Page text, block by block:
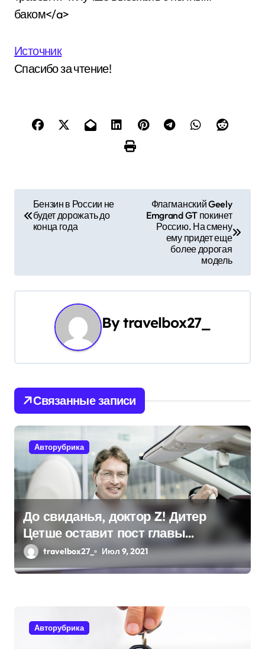
баком</a>
Источник
Спасибо за чтение!
и
г
и
я
п
о
з
а
п
и
с
Бензин в России не
будет дорожать до
конца года
Флагманский Geely
Emgrand GT покинет
Россию. На смену
ему придет еще
более дорогая
модель
Bytravelbox27_
Связанные записи
Авторубрика
До свиданья, доктор Z! Дитер
Цетше оставит пост главы
концерна Daimler
travelbox27_ Июл 9, 2021
Авторубрика